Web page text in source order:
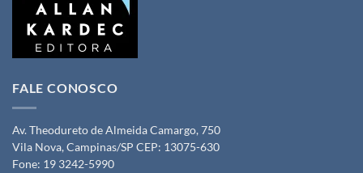
FALE CONOSCO
Av. Theodureto de Almeida Camargo, 750
Vila Nova, Campinas/SP CEP: 13075-630
Fone: 19 3242-5990